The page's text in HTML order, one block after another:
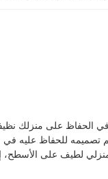
الحفاظ على منزلك
على الأسطح،